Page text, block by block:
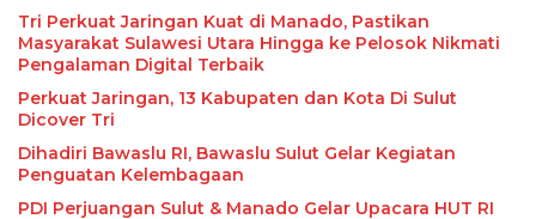
Tri Perkuat Jaringan Kuat di Manado, Pastikan
Masyarakat Sulawesi Utara Hingga ke Pelosok Nikmati
Pengalaman Digital Terbaik
Perkuat Jaringan, 13 Kabupaten dan Kota Di Sulut
Dicover Tri
Dihadiri Bawaslu RI, Bawaslu Sulut Gelar Kegiatan
Penguatan Kelembagaan
PDI Perjuangan Sulut & Manado Gelar Upacara HUT RI